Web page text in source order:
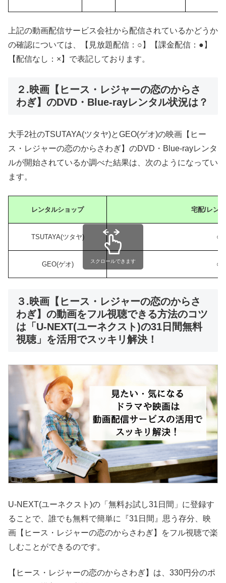
上記の動画配信サービス会社から配信されているかどうか
の確認については、【見放題配信：○】【課金配信：●】
【配信なし：×】で表記しております。
２.映画【ヒース・レジャーの恋のからさ
わぎ】のDVD・Blue-rayレンタル状況は？
大手2社のTSUTAYA(ツタヤ)とGEO(ゲオ)の映画【ヒー
ス・レジャーの恋のからさわぎ】のDVD・Blue-rayレンタ
ルが開始されているか調べた結果は、次のようになってい
ます。
レンタルショップ 宅配/レン
TSUTAYA(ツタヤ) ○
GEO(ゲオ) ○
スクロールできます
３.映画【ヒース・レジャーの恋のからさ
わぎ】の動画をフル視聴できる方法のコツ
は「U-NEXT(ユーネクスト)の31日間無料
視聴」を活用でスッキリ解決！
U-NEXT(ユーネクスト)の「無料お試し31日間」に登録す
ることで、誰でも無料で簡単に『31日間』思う存分、映
画【ヒース・レジャーの恋のからさわぎ】をフル視聴で楽
しむことができるのです。
【ヒース・レジャーの恋のからさわぎ】は、330円分のポ